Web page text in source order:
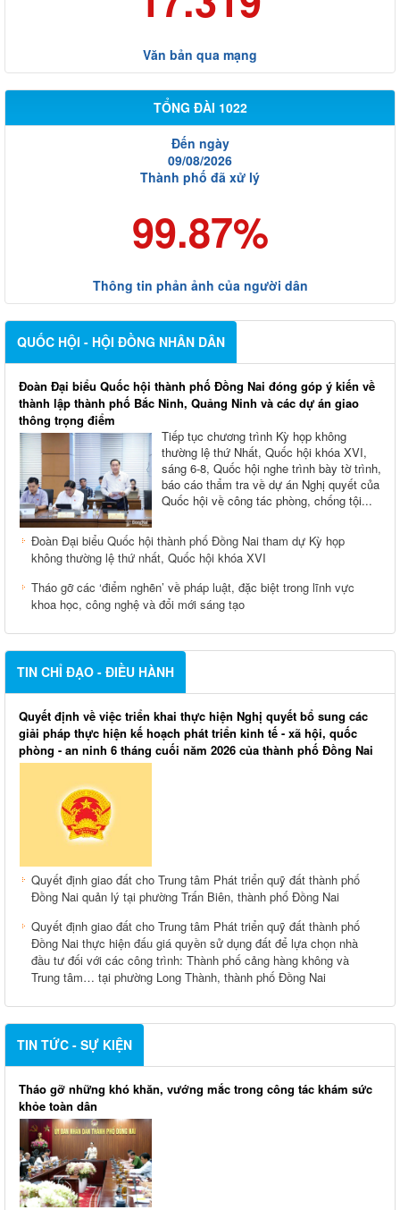
Văn bản qua mạng
TỔNG ĐÀI 1022
Đến ngày
09/08/2026
Thành phố đã xử lý
99.87%
Thông tin phản ảnh của người dân
QUỐC HỘI - HỘI ĐỒNG NHÂN DÂN
Đoàn Đại biểu Quốc hội thành phố Đồng Nai đóng góp ý kiến về
thành lập thành phố Bắc Ninh, Quảng Ninh và các dự án giao
thông trọng điểm
Tiếp tục chương trình Kỳ họp không
thường lệ thứ Nhất, Quốc hội khóa XVI,
sáng 6-8, Quốc hội nghe trình bày tờ trình,
báo cáo thẩm tra về dự án Nghị quyết của
Quốc hội về công tác phòng, chống tội...
Đoàn Đại biểu Quốc hội thành phố Đồng Nai tham dự Kỳ họp
không thường lệ thứ nhất, Quốc hội khóa XVI
Tháo gỡ các ‘điểm nghẽn’ về pháp luật, đặc biệt trong lĩnh vực
khoa học, công nghệ và đổi mới sáng tạo
TIN CHỈ ĐẠO - ĐIỀU HÀNH
Quyết định về việc triển khai thực hiện Nghị quyết bổ sung các
giải pháp thực hiện kế hoạch phát triển kinh tế - xã hội, quốc
phòng - an ninh 6 tháng cuối năm 2026 của thành phố Đồng Nai
Quyết định giao đất cho Trung tâm Phát triển quỹ đất thành phố
Đồng Nai quản lý tại phường Trấn Biên, thành phố Đồng Nai
Quyết định giao đất cho Trung tâm Phát triển quỹ đất thành phố
Đồng Nai thực hiện đấu giá quyền sử dụng đất để lựa chọn nhà
đầu tư đối với các công trình: Thành phố cảng hàng không và
Trung tâm… tại phường Long Thành, thành phố Đồng Nai
TIN TỨC - SỰ KIỆN
Tháo gỡ những khó khăn, vướng mắc trong công tác khám sức
khỏe toàn dân